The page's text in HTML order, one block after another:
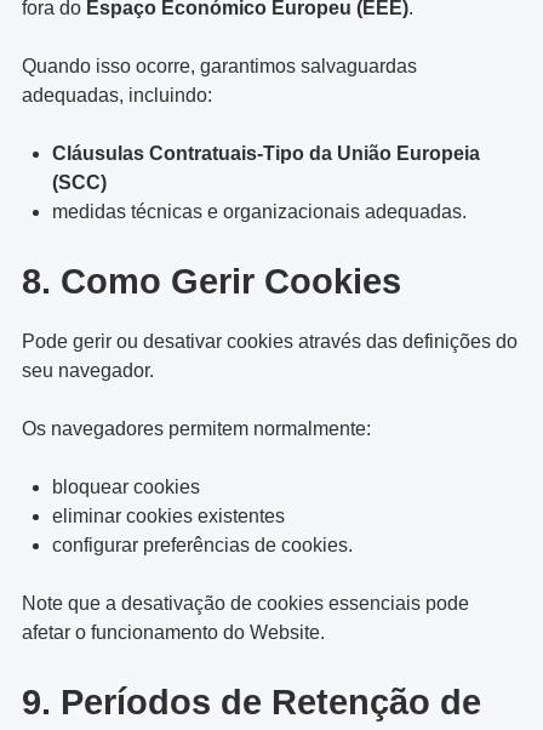
fora do Espaço Económico Europeu (EEE).
Quando isso ocorre, garantimos salvaguardas
adequadas, incluindo:
Cláusulas Contratuais-Tipo da União Europeia
(SCC)
medidas técnicas e organizacionais adequadas.
8. Como Gerir Cookies
Pode gerir ou desativar cookies através das definições do
seu navegador.
Os navegadores permitem normalmente:
bloquear cookies
eliminar cookies existentes
configurar preferências de cookies.
Note que a desativação de cookies essenciais pode
afetar o funcionamento do Website.
9. Períodos de Retenção de